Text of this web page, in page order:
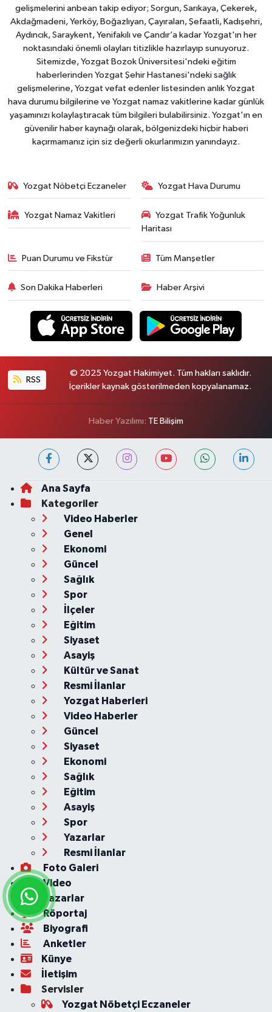
gelişmelerini anbean takip ediyor; Sorgun, Sarıkaya, Çekerek,
Akdağmadeni, Yerköy, Boğazlıyan, Çayıralan, Şefaatli, Kadışehri,
Aydıncık, Saraykent, Yenifakılı ve Çandır’a kadar Yozgat'ın her
noktasındaki önemli olayları titizlikle hazırlayıp sunuyoruz.
Sitemizde, Yozgat Bozok Üniversitesi'ndeki eğitim
haberlerinden Yozgat Şehir Hastanesi'ndeki sağlık
gelişmelerine, Yozgat vefat edenler listesinden anlık Yozgat
hava durumu bilgilerine ve Yozgat namaz vakitlerine kadar günlük
yaşamınızı kolaylaştıracak tüm bilgileri bulabilirsiniz. Yozgat'ın en
güvenilir haber kaynağı olarak, bölgenizdeki hiçbir haberi
kaçırmamanız için siz değerli okurlarımızın yanındayız.
Yozgat Nöbetçi Eczaneler Yozgat Hava Durumu
Yozgat Namaz Vakitleri
Yozgat Trafik Yoğunluk
Haritası
Puan Durumu ve Fikstür Tüm Manşetler
Son Dakika Haberleri Haber Arşivi
RSS
© 2025 Yozgat Hakimiyet. Tüm hakları saklıdır.
İçerikler kaynak gösterilmeden kopyalanamaz.
Haber Yazılımı: TE Bilişim
Ana Sayfa
Kategoriler
Video Haberler
Genel
Ekonomi
Güncel
Sağlık
Spor
İlçeler
Eğitim
Siyaset
Asayiş
Kültür ve Sanat
Resmi İlanlar
Yozgat Haberleri
Video Haberler
Güncel
Siyaset
Ekonomi
Sağlık
Eğitim
Asayiş
Spor
Yazarlar
Resmi İlanlar
Foto Galeri
Video
Yazarlar
Röportaj
Biyografi
Anketler
Künye
İletişim
Servisler
Yozgat Nöbetçi Eczaneler